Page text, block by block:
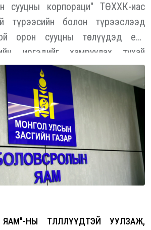
корпораци" ТӨХХК-иас
түрээсийн болон түрээслээд
орон сууцны төслүүдэд есөн
иргэдийг хамруулах тухай
Монгол Улсын Засгийн газраас
бүлэг дотор төрийн үйлчилгээний
хувийг эзэлж байна. Энэ
иас "Эрүүл мэндийн яам"-
уулзаж, санал со…
НЫ ТӨЛӨӨЛЛҮҮДТЭЙ УУЛЗАЖ,